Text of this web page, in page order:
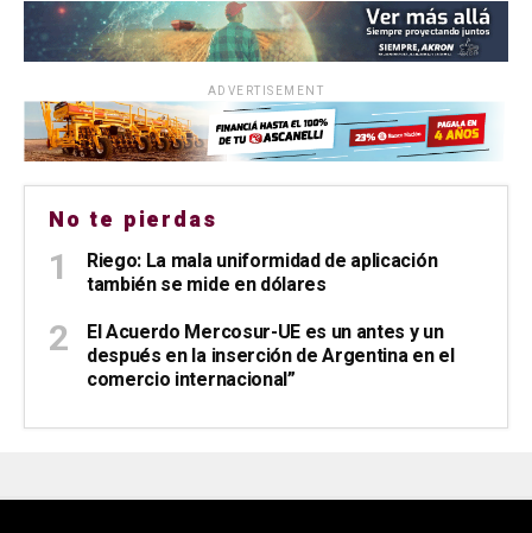
ADVERTISEMENT
No te pierdas
Riego: La mala uniformidad de aplicación
también se mide en dólares
El Acuerdo Mercosur-UE es un antes y un
después en la inserción de Argentina en el
comercio internacional”